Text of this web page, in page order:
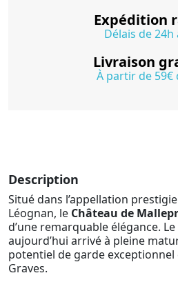
Expédition
Délais de 24h
Livraison
À partir de 59€
Description
Situé dans l’appellation
Léognan, le Château de
d’une remarquable élégance.
aujourd’hui arrivé à pleine
potentiel de garde
Graves.